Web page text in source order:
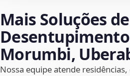
Mais Soluções de
Morumbi,
Nossa equipe atende